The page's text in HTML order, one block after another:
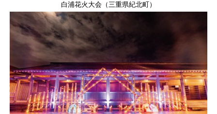
白浦花火大会（三重県紀北町）